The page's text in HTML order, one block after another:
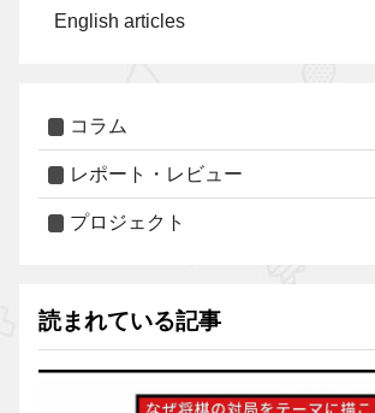
English articles
コラム
レポート・レビュー
プロジェクト
読まれている記事